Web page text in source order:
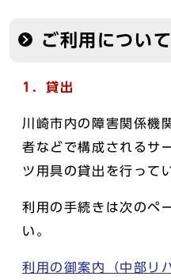
ご利用について
1．貸出
川崎市内の障害関係機
者などで構成されるサ
ツ用具の貸出を行って
利用の手続きは次のペ
い。
利用の御案内（中部リ